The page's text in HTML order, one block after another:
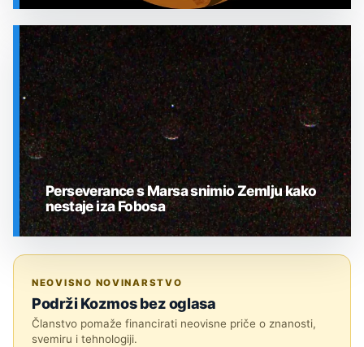
SVEMIR
Perseverance s Marsa snimio Zemlju kako
nestaje iza Fobosa
NEOVISNO NOVINARSTVO
Podrži Kozmos bez oglasa
Članstvo pomaže financirati neovisne priče o znanosti,
svemiru i tehnologiji.